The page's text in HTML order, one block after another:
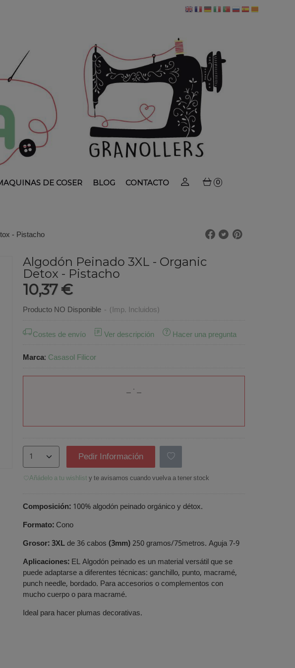
DE COSER BLOG CONTACTO 0
- Pistacho
Algodón Peinado 3XL - Organic
Detox - Pistacho
10,37 €
Producto NO Disponible - (Imp. Incluidos)
Costes de envío
Ver descripción
Hacer una pregunta
Marca: Casasol Filicor
Pedir Información
Añádelo a tu wishlisty te avisamos cuando vuelva a tener stock
Composición:100% algodón peinado orgánico y détox.
Formato:Cono
Grosor:3XLde 36 cabos(3mm)250 gramos/75metros. Aguja 7-9
Aplicaciones:EL Algodón peinado es un material versátil que se
puede adaptarse a diferentes técnicas: ganchillo, punto, macramé,
punch needle, bordado. Para accesorios o complementos con
mucho cuerpo o para macramé.
Ideal para hacer plumas decorativas.